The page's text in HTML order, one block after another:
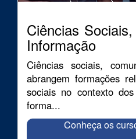
Ciências
Informação
Ciências sociais,
abrangem formações
sociais no contexto
forma...
Conheça os